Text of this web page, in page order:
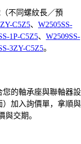
不同螺紋長／預
C5Z5、 W2505SS-
1P-C5Z5、 W2509SS-
3ZY-C5Z5。
您的軸承座與聯軸器設
加入詢價單，拿順與
與交期。